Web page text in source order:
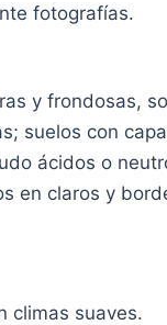
fotografías.
y frondosas,
suelos con
ácidos o
en claros y
climas suaves.